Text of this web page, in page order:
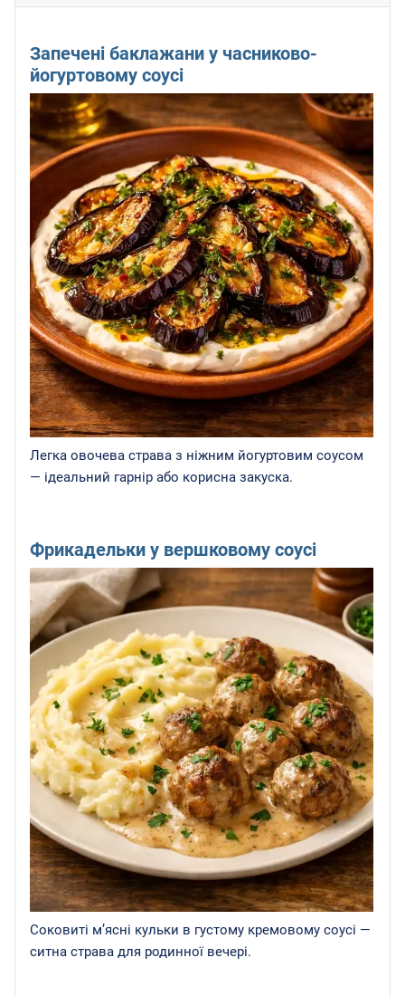
Запечені баклажани у часниково-
йогуртовому соусі
Легка овочева страва з ніжним йогуртовим соусом
— ідеальний гарнір або корисна закуска.
Фрикадельки у вершковому соусі
Соковиті м’ясні кульки в густому кремовому соусі —
ситна страва для родинної вечері.